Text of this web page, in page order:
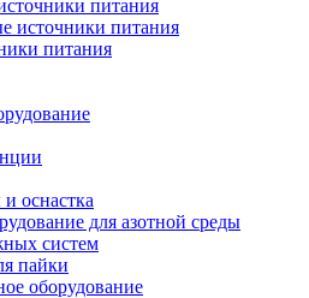
питания
источники питания
питания
оснастка
для азотной среды
систем
пайки
оборудование